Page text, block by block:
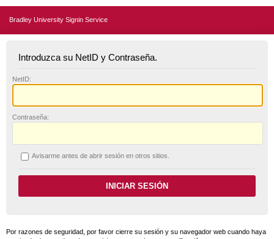
Bradley University Signin Service
Introduzca su NetID y Contraseña.
NetID:
Contraseña:
Avisarme antes de abrir sesión en otros sitios.
Por razones de seguridad, por favor cierre su sesión y su navegador web cuando haya